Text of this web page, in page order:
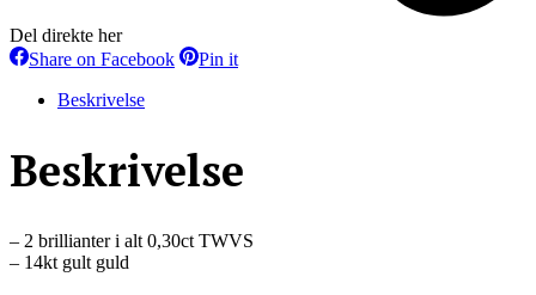
Del direkte her
Share on FacebookSharePin itShare
Beskrivelse
Beskrivelse
– 2 brillianter i alt 0,30ct TWVS
– 14kt gult guld